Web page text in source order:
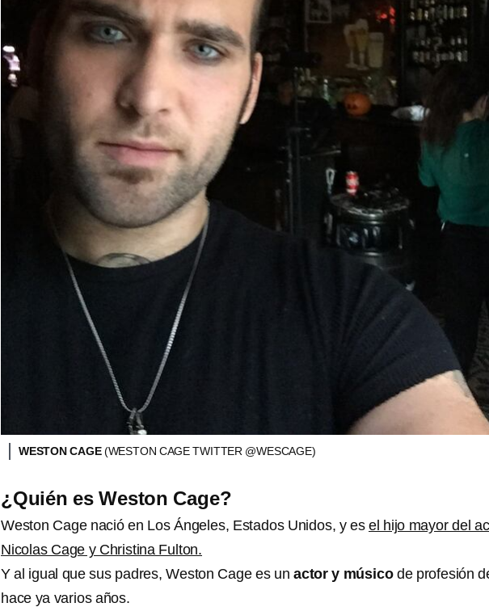
WESTON CAGE(WESTON CAGE TWITTER @WESCAGE)
¿Quién es Weston Cage?
Weston Cage nació en Los Ángeles, Estados Unidos, y es el hijo mayor del
Nicolas Cage y Christina Fulton.
Y al igual que sus padres, Weston Cage es un actor y músico de profesión
hace ya varios años.